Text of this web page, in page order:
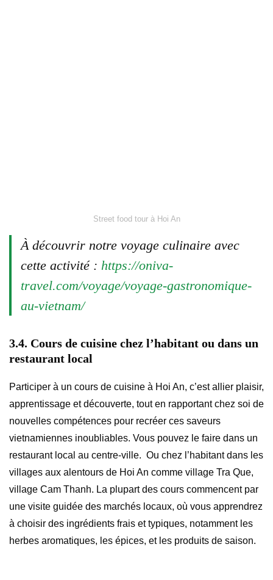
Street food tour à Hoi An
À découvrir notre voyage culinaire avec
cette activité : https://oniva-
travel.com/voyage/voyage-gastronomique-
au-vietnam/
3.4. Cours de cuisine chez l’habitant ou dans un
restaurant local
Participer à un cours de cuisine à Hoi An, c’est allier plaisir,
apprentissage et découverte, tout en rapportant chez soi de
nouvelles compétences pour recréer ces saveurs
vietnamiennes inoubliables. Vous pouvez le faire dans un
restaurant local au centre-ville. Ou chez l’habitant dans les
villages aux alentours de Hoi An comme village Tra Que,
village Cam Thanh. La plupart des cours commencent par
une visite guidée des marchés locaux, où vous apprendrez
à choisir des ingrédients frais et typiques, notamment les
herbes aromatiques, les épices, et les produits de saison.